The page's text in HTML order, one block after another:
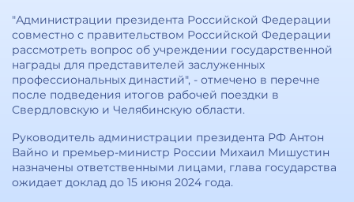
"Администрации президента Российской Федерации
совместно с правительством Российской Федерации
рассмотреть вопрос об учреждении государственной
награды для представителей заслуженных
профессиональных династий", - отмечено в перечне
после подведения итогов рабочей поездки в
Свердловскую и Челябинскую области.
Руководитель администрации президента РФ Антон
Вайно и премьер-министр России Михаил Мишустин
назначены ответственными лицами, глава государства
ожидает доклад до 15 июня 2024 года.